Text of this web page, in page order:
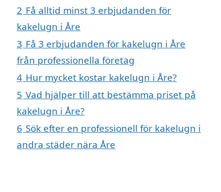
2 Få alltid minst 3 erbjudanden för
kakelugn i Åre
3 Få 3 erbjudanden för kakelugn i Åre
från professionella företag
4 Hur mycket kostar kakelugn i Åre?
5 Vad hjälper till att bestämma priset på
kakelugn i Åre?
6 Sök efter en professionell för kakelugn i
andra städer nära Åre